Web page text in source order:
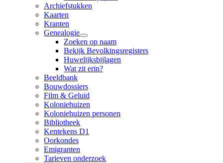
Archiefstukken
Kaarten
Kranten
Genealogie
Zoeken op naam
Bekijk Bevolkingsregisters
Huwelijksbijlagen
Wat zit erin?
Beeldbank
Bouwdossiers
Film & Geluid
Koloniehuizen
Koloniehuizen personen
Bibliotheek
Kentekens D1
Oorkondes
Emigranten
Tarieven onderzoek